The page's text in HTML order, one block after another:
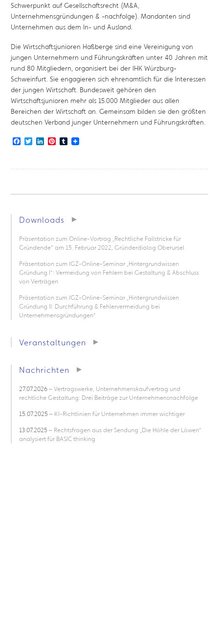
Schwerpunkt auf Gesellschaftsrecht (M&A,
Unternehmensgründungen & -nachfolge). Mandanten sind
Unternehmen aus dem In- und Ausland.
Die Wirtschaftsjunioren Haßberge sind eine Vereinigung von
jungen Unternehmern und Führungskräften unter 40 Jahren mit
rund 80 Mitgliedern, organisiert bei der IHK Würzburg-
Schweinfurt. Sie engagieren sich ehrenamtlich für die Interessen
der jungen Wirtschaft. Bundesweit gehören den
Wirtschaftsjunioren mehr als 15.000 Mitglieder aus allen
Bereichen der Wirtschaft an. Gemeinsam bilden sie den größten
deutschen Verband junger Unternehmern und Führungskräften.
Facebook
TwitterLinkedIn
Pinterest
Tumblr
Downloads
Präsentation zum Online-Vortrag „Rechtliche Fallstricke für
Gründende“ am 15. Februar 2022, Gründerdialog Oberursel
Präsentation zum IGZ-Online-Seminar „Hintergrundwissen
Gründung I“: Vermeidung von Fehlern bei Gestaltung & Abschluss
von Verträgen
Präsentation zum IGZ-Online-Seminar „Hintergrundwissen
Gründung II: Durchführung & Fehlervermeidung bei
Unternehmensgründungen“
Veranstaltungen
Nachrichten
27.07.2026– Vertragswerke, Unternehmenskaufvertrag und
rechtliche Gestaltung: Drei Beiträge zur Unternehmensnachfolge
15.07.2025 – KI-Richtlinien für Unternehmen immer wichtiger
13.07.2025 – Rechtsfragen aus der Sendung „Die Höhle der Löwen“
analysiert für BASIC thinking